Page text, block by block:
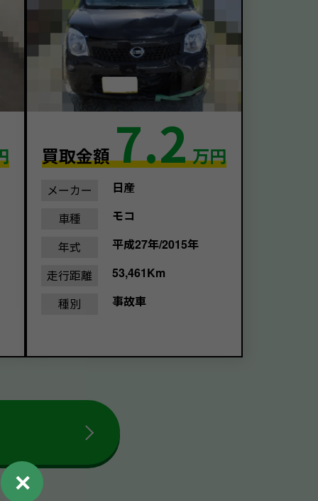
買取金額7.2 万円
メーカー
日産
車種
モコ
年式
平成27年/2015年
走行距離
53,461Km
種別
事故車
✕